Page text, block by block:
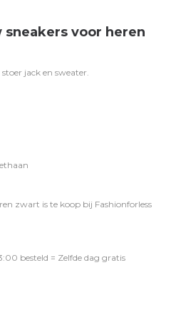
sneakers voor heren
jack en sweater
zwart is te koop bij Fashionforless
besteld = Zelfde dag gratis